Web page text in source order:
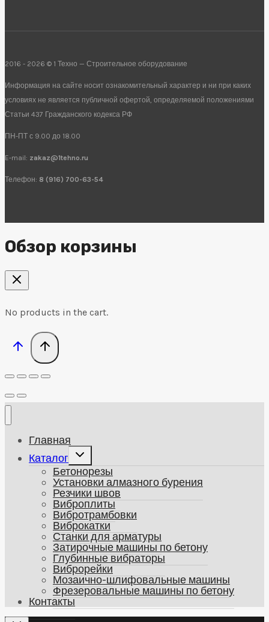
2016 - 2026 © 1 Техно — Строительное оборудование
Информация на сайте носит ознакомительный характер и ни при каких
условиях не является публичной офертой, определяемой положениями
Статьи 437 Гражданского кодекса РФ
ПН-ПТ с 9.00 до 18.00
E-mail: zakaz@1tehno.ru
Телефон: 8 (916) 700-63-54
Обзор корзины
No products in the cart.
Главная
Каталог
Развернуть
дочернее
меню
Бетонорезы
Установки алмазного бурения
Резчики швов
Виброплиты
Вибротрамбовки
Виброкатки
Станки для арматуры
Затирочные машины по бетону
Глубинные вибраторы
Виброрейки
Мозаично-шлифовальные машины
Фрезеровальные машины по бетону
Контакты